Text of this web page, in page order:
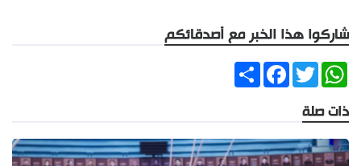
شاركوا هذا الخبر مع أصدقائكم
ShareFacebookTwitter
WhatsApp
ذات صلة